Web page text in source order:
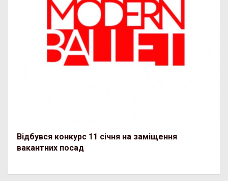
Відбувся конкурс 11 січня на заміщення
вакантних посад